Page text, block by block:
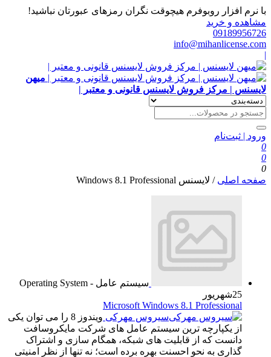
با نرم افزار روبوفرم هیچوقت نگران رمزهای عبورتان نباشید!
مشاهده و خرید
09189956726
info@mihanlicense.com
|
میهن
لایسنس | مرکز فروش لایسنس قانونی و معتبر |
ورود | ثبت‌نام
0
0
0
صفحه اصلی / لایسنس Windows 8.1 Professional
سیستم عامل - Operating System
25شهریور
Microsoft Windows 8.1 Professional
سیروس مهرکی
ویندوز 8 را می‌ توان یکی
از یکپارچه‌ ترین سیستم عامل‌ های شرکت مایکروسافت
دانست که از قابلیت‌ های شبکه، همگام‌ سازی و اشتراک‌
گذاری به نحو احسنت بهره برده است؛ نه تنها از نظر امنیتی